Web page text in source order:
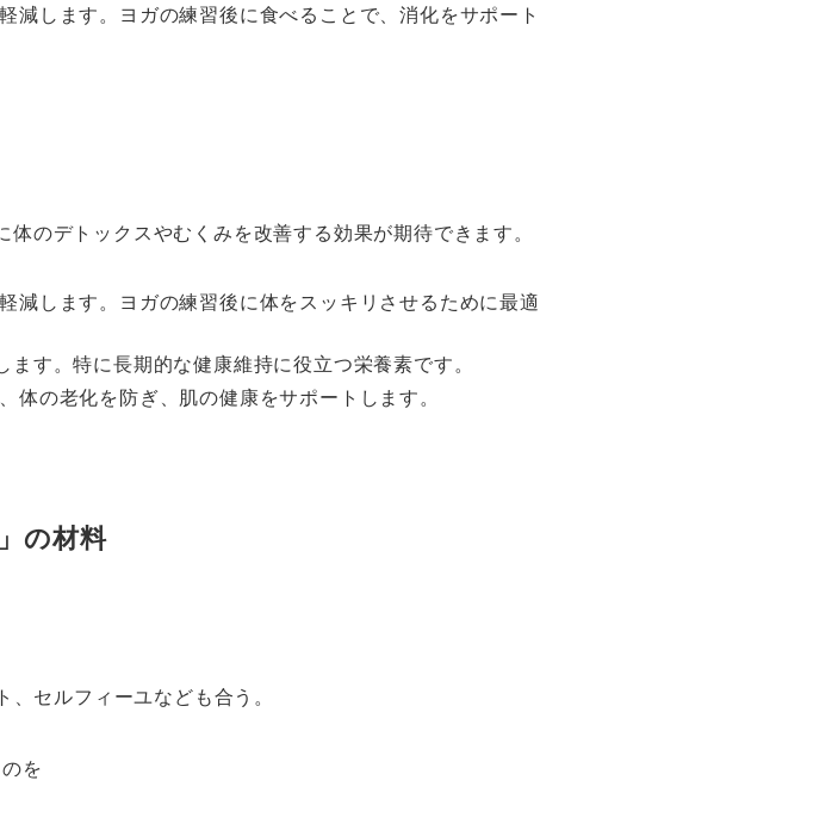
減します。ヨガの練習後に食べることで、消化をサポート
のデトックスやむくみを改善する効果が期待できます。
減します。ヨガの練習後に体をスッキリさせるために最適
す。特に長期的な健康維持に役立つ栄養素です。
体の老化を防ぎ、肌の健康をサポートします。
の材料
セルフィーユなども合う。
を